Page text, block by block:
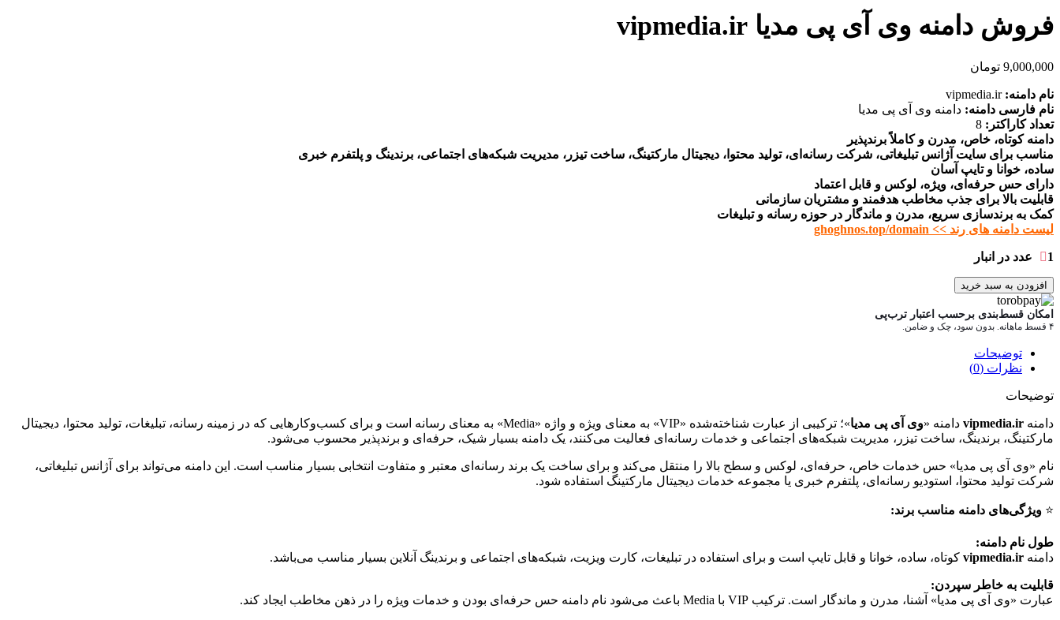
فروش دامنه وی آی پی مدیا vipmedia.ir
9,000,000 تومان
نام دامنه: vipmedia.ir
نام فارسی دامنه: دامنه وی آی پی مدیا
تعداد کاراکتر:
دامنه کوتاه، خاص، مدرن و کاملاً برندپذیر
مناسب برای سایت آژانس تبلیغاتی، شرکت رسانه‌ای، تولید محتوا، دیجیتال مارکتینگ، ساخت تیزر، مدیریت شبکه‌های اجتماعی، برندینگ و پلتفرم خبری
ساده، خوانا و تایپ آسان
دارای حس حرفه‌ای، ویژه، لوکس و قابل اعتماد
قابلیت بالا برای جذب مخاطب هدفمند و مشتریان سازمانی
کمک به برندسازی سریع، مدرن و ماندگار در حوزه رسانه و تبلیغات
لیست دامنه های رند >> ghoghnos.top/domain
1 عدد در انبار
افزودن به سبد خرید
امکان قسط‌بندی برحسب اعتبار ترب‌پی
۴ قسط ماهانه. بدون سود، چک و ضامن.
توضیحات
نظرات (0)
توضیحات
دامنه vipmedia.ir دامنه «وی آی پی مدیا
»؛ ترکیبی از عبارت شناخته‌شده «VIP» به معنای ویژه و واژه «Media» به معنای رسانه است و برای کسب‌وکارهایی که در زمینه رسانه، تبلیغات، تولید محتوا، دیجیتال
مارکتینگ، برندینگ، ساخت تیزر، مدیریت شبکه‌های اجتماعی و خدمات رسانه‌ای فعالیت می‌کنند، یک دامنه بسیار شیک، حرفه‌ای و برندپذیر محسوب می‌شود.
نام «وی آی پی مدیا» حس خدمات خاص، حرفه‌ای، لوکس و سطح بالا را منتقل می‌کند و برای ساخت یک برند رسانه‌ای معتبر و متفاوت انتخابی بسیار مناسب است. این دامنه می‌تواند برای آژانس تبلیغاتی،
شرکت تولید محتوا، استودیو رسانه‌ای، پلتفرم خبری یا مجموعه خدمات دیجیتال مارکتینگ استفاده شود.
⭐️ ویژگی‌های دامنه مناسب برند:
طول نام دامنه:
دامنه vipmedia.ir کوتاه، ساده، خوانا و قابل تایپ است و برای استفاده در تبلیغات، کارت ویزیت، شبکه‌های اجتماعی و برندینگ آنلاین بسیار مناسب می‌باشد.
قابلیت به خاطر سپردن:
عبارت «وی آی پی مدیا» آشنا، مدرن و ماندگار است. ترکیب VIP با Media باعث می‌شود نام دامنه حس حرفه‌ای بودن و خدمات ویژه را در ذهن مخاطب ایجاد کند.